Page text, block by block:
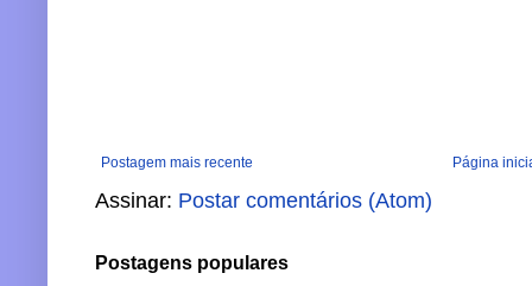
Postagem mais recente Página
Assinar: Postar comentários (Atom)
Postagens populares